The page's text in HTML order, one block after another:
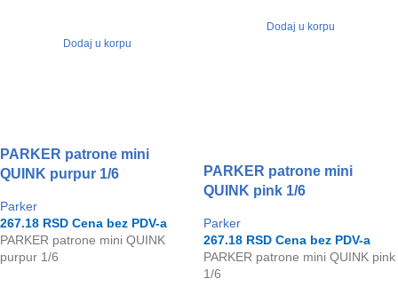
Dodaj u korpu
Dodaj u korpu
PARKER patrone mini
QUINK purpur 1/6
Parker
267.18 RSD Cena bez PDV-a
PARKER patrone mini QUINK
purpur 1/6
PARKER patrone mini
QUINK pink 1/6
Parker
267.18 RSD Cena bez PDV-a
PARKER patrone mini QUINK pink
1/6